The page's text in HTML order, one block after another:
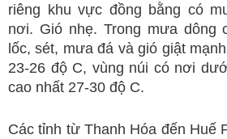
riêng khu vực đồng bằng có
nơi. Gió nhẹ. Trong mưa dông
lốc, sét, mưa đá và gió giật
23-26 độ C, vùng núi có nơi
cao nhất 27-30 độ C.
Các tỉnh từ Thanh Hóa đến Huế